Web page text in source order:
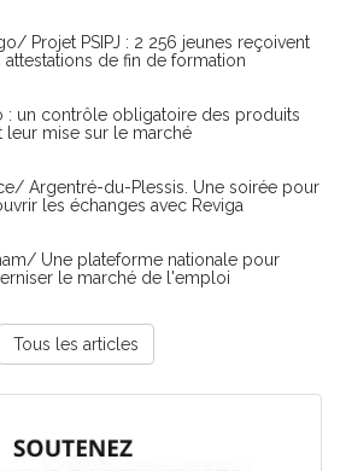
Projet PSIPJ : 2 256 jeunes reçoivent
attestations de fin de formation
: un contrôle obligatoire des produits
leur mise sur le marché
Argentré-du-Plessis. Une soirée pour
les échanges avec Reviga
Une plateforme nationale pour
le marché de l'emploi
Tous les articles